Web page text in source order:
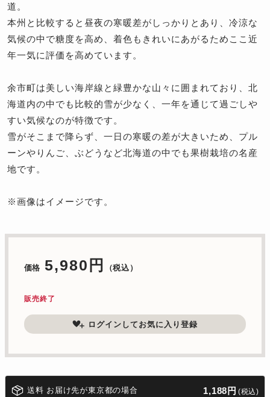
道。
本州と比較すると昼夜の寒暖差がしっかりとあり、冷涼な
気候の中で糖度を高め、着色もきれいにあがるためここ近
年一気に評価を高めています。
余市町は美しい海岸線と緑豊かな山々に囲まれており、北
海道内の中でも比較的雪が少なく、一年を通じて過ごしや
すい気候なのが特徴です。
雪がそこまで降らず、一日の寒暖の差が大きいため、プル
ーンやりんご、ぶどうなど北海道の中でも果樹栽培の名産
地です。
※画像はイメージです。
価格 5,980円 （税込）
販売終了
ログインしてお気に入り登録
送料 お届け先が東京都の場合 1,188円 (税込)